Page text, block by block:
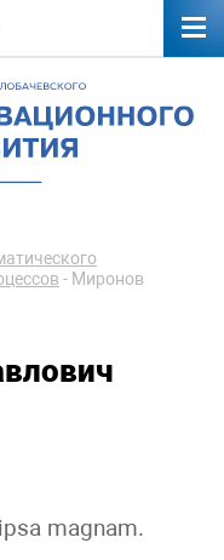
- Миронов
magnam.